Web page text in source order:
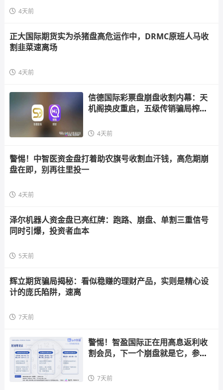
4天前
正大国际期货实为杀猪盘高危运作中，DRMC原班人马收
割韭菜速离场
4天前
信德国际彩票盘崩盘收割内幕：天
机阁换皮重启，五级传销骗局榨干
4天前
警惕！中智医资金盘打着助农旗号收割血汗钱，高危期崩
盘在即，别再往里投一
4天前
泽尔机器人资金盘已亮红牌：跑路、崩盘、单割三重信号
同时引爆，投资者血本
5天前
辉立期货骗局揭秘：看似稳赚的理财产品，实则是精心设
计的庞氏陷阱，速离
7天前
警惕！智盈国际正在用高息返利收
割会员，下一个崩盘就是它，参与
7天前